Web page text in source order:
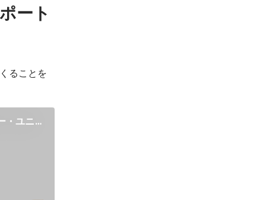
ート
ることを
・ユニバ